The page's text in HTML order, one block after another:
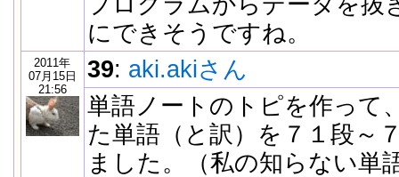
にできそうですね。
2011年
07月15日
21:56
39: aki.akiさん
単語ノートのトピを作って
た単語（と訳）を７１段～
ました。（私の知らない単